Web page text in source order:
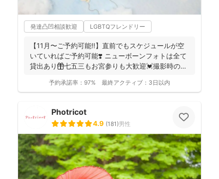
発達凸凹相談歓迎 LGBTQフレンドリー
【11月〜ご予約可能‼︎】直前でもスケジュールが空
いていればご予約可能❣️ ニューボーンフォトは全て
貸出あり🎁七五三もお宮参りも大歓迎💓撮影時のみ
予約承諾率： 97% 最終アクティブ： 3日以内
Photricot
4.9 (181)男性